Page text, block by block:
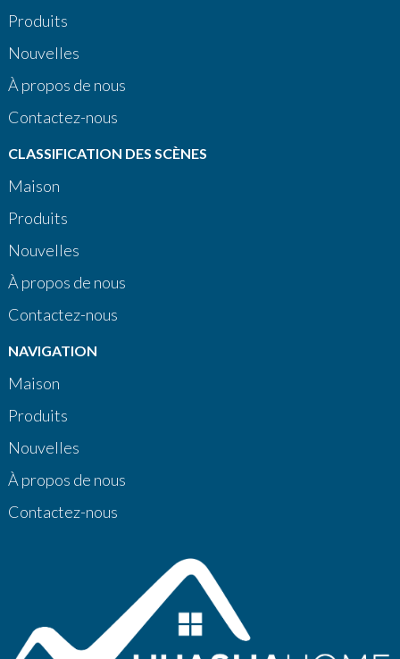
Produits
Nouvelles
À propos de nous
Contactez-nous
CLASSIFICATION DES SCÈNES
Maison
Produits
Nouvelles
À propos de nous
Contactez-nous
NAVIGATION
Maison
Produits
Nouvelles
À propos de nous
Contactez-nous